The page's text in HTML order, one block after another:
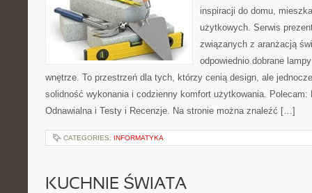
inspiracji do domu,
użytkowych. Serwis
związanych z aranżacją
odpowiednio dobrane
wnętrze. To przestrzeń dla tych, którzy cenią design, ale
solidność wykonania i codzienny komfort użytkowania. Polecam:
Odnawialna i Testy i Recenzje. Na stronie można znaleźć […]
CATEGORIES: INFORMATYKA
KUCHNIE ŚWIATA